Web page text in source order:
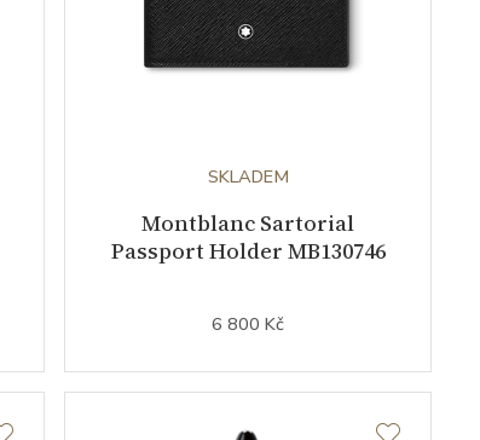
SKLADEM
Montblanc Sartorial
Passport Holder MB130746
6 800 Kč